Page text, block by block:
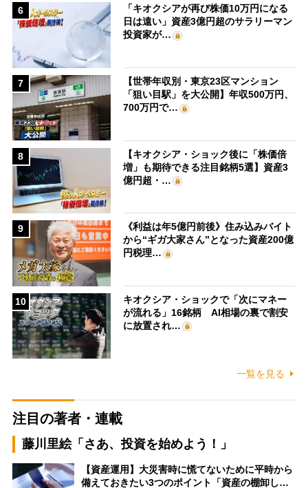
6
「キオクシアが再び株価10万円になる
日は遠い」資産3億円超のサラリーマン
投資家が…
7
【世帯年収別・東京23区マンション
「狙い目駅」を大公開】年収500万円、
700万円で…
8
【キオクシア・ショック後に「株価倍
増」も期待できる注目銘柄5選】資産3
億円超・…
9
《利益は年5億円前後》住み込みバイト
から“ギガ大家さん”となった資産200億
円税理…
10
キオクシア・ショックで「次にマネー
が流れる」16銘柄 AI相場の裏で割安
に放置され…
一覧を見る
注目の著者・連載
藤川里絵「さあ、投資を始めよう！」
【資産運用】大災害時に慌てないために平時から
備えておきたい3つのポイント「資産の棚卸し…